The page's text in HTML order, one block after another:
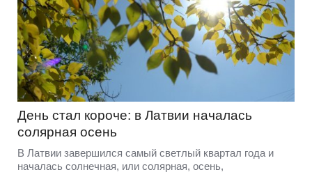
День стал короче: в Латвии началась
солярная осень
В Латвии завершился самый светлый квартал года и
началась солнечная, или солярная, осень,